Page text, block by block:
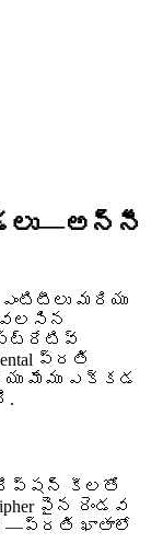
మరియు
ప్రతి
మేము ఎక్కడ
కీలతో
పైన రెండవ
ఖాతాలో